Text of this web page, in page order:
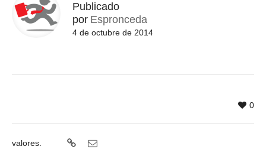
Publicado
por Espronceda
4 de octubre de 2014
0
valores.